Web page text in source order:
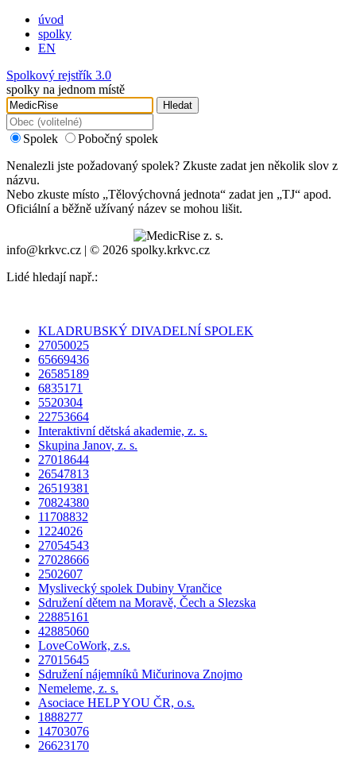
úvod
spolky
EN
Spolkový rejstřík 3.0
spolky na jednom místě
Hledat
Spolek
Pobočný spolek
Nenalezli jste požadovaný spolek? Zkuste zadat jen několik slov z
názvu.
Nebo zkuste místo „Tělovýchovná jednota“ zadat jen „TJ“ apod.
Oficiální a běžně užívaný název se mohou lišit.
info@krkvc.cz | © 2026 spolky.krkvc.cz
Lidé hledají např.:
KLADRUBSKÝ DIVADELNÍ SPOLEK
27050025
65669436
26585189
6835171
5520304
22753664
Interaktivní dětská akademie, z. s.
Skupina Janov, z. s.
27018644
26547813
26519381
70824380
11708832
1224026
27054543
27028666
2502607
Myslivecký spolek Dubiny Vrančice
Sdružení dětem na Moravě, Čech a Slezska
22885161
42885060
LoveCoWork, z.s.
27015645
Sdružení nájemníků Mičurinova Znojmo
Nemeleme, z. s.
Asociace HELP YOU ČR, o.s.
1888277
14703076
26623170